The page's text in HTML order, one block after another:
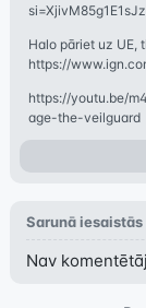
Halo pāriet uz UE,
https://
https://youtu.be/
age-the-veilguard
Sarunā iesaistās
Nav